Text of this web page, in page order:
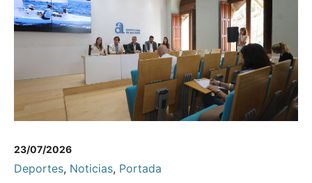
23/07/2026
Deportes, Noticias, Portada